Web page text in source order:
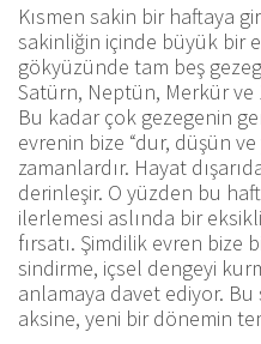
Kısmen sakin bir haftaya
sakinliğin içinde büyük bir
gökyüzünde tam beş
Satürn, Neptün, Merkür ve
Bu kadar çok gezegenin
evrenin bize “dur, düşün
zamanlardır. Hayat
derinleşir. O yüzden bu
ilerlemesi aslında bir
fırsatı. Şimdilik evren bize
sindirme, içsel dengeyi
anlamaya davet ediyor.
aksine, yeni bir dönemin